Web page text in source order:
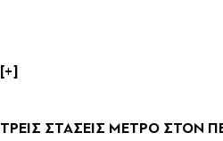
[+]
ΤΡΕΙΣ ΣΤΑΣΕΙΣ ΜΕΤΡΟ ΣΤΟΝ